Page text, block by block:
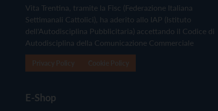
Vita Trentina, tramite la Fisc (Federazione Italiana
Settimanali Cattolici), ha aderito allo IAP (Istituto
dell'Autodisciplina Pubblicitaria) accettando il Codice di
Autodisciplina della Comunicazione Commerciale
E-Shop